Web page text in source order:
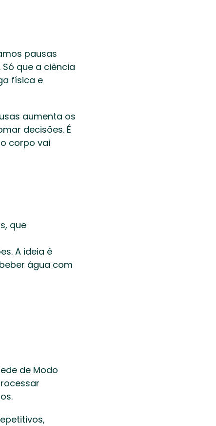
pausas
que a ciência
física e
aumenta os
decisões. É
corpo vai
que
água com
de Modo